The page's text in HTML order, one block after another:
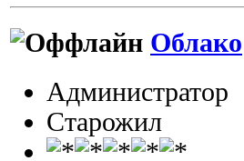
Облако
Администратор
Старожил